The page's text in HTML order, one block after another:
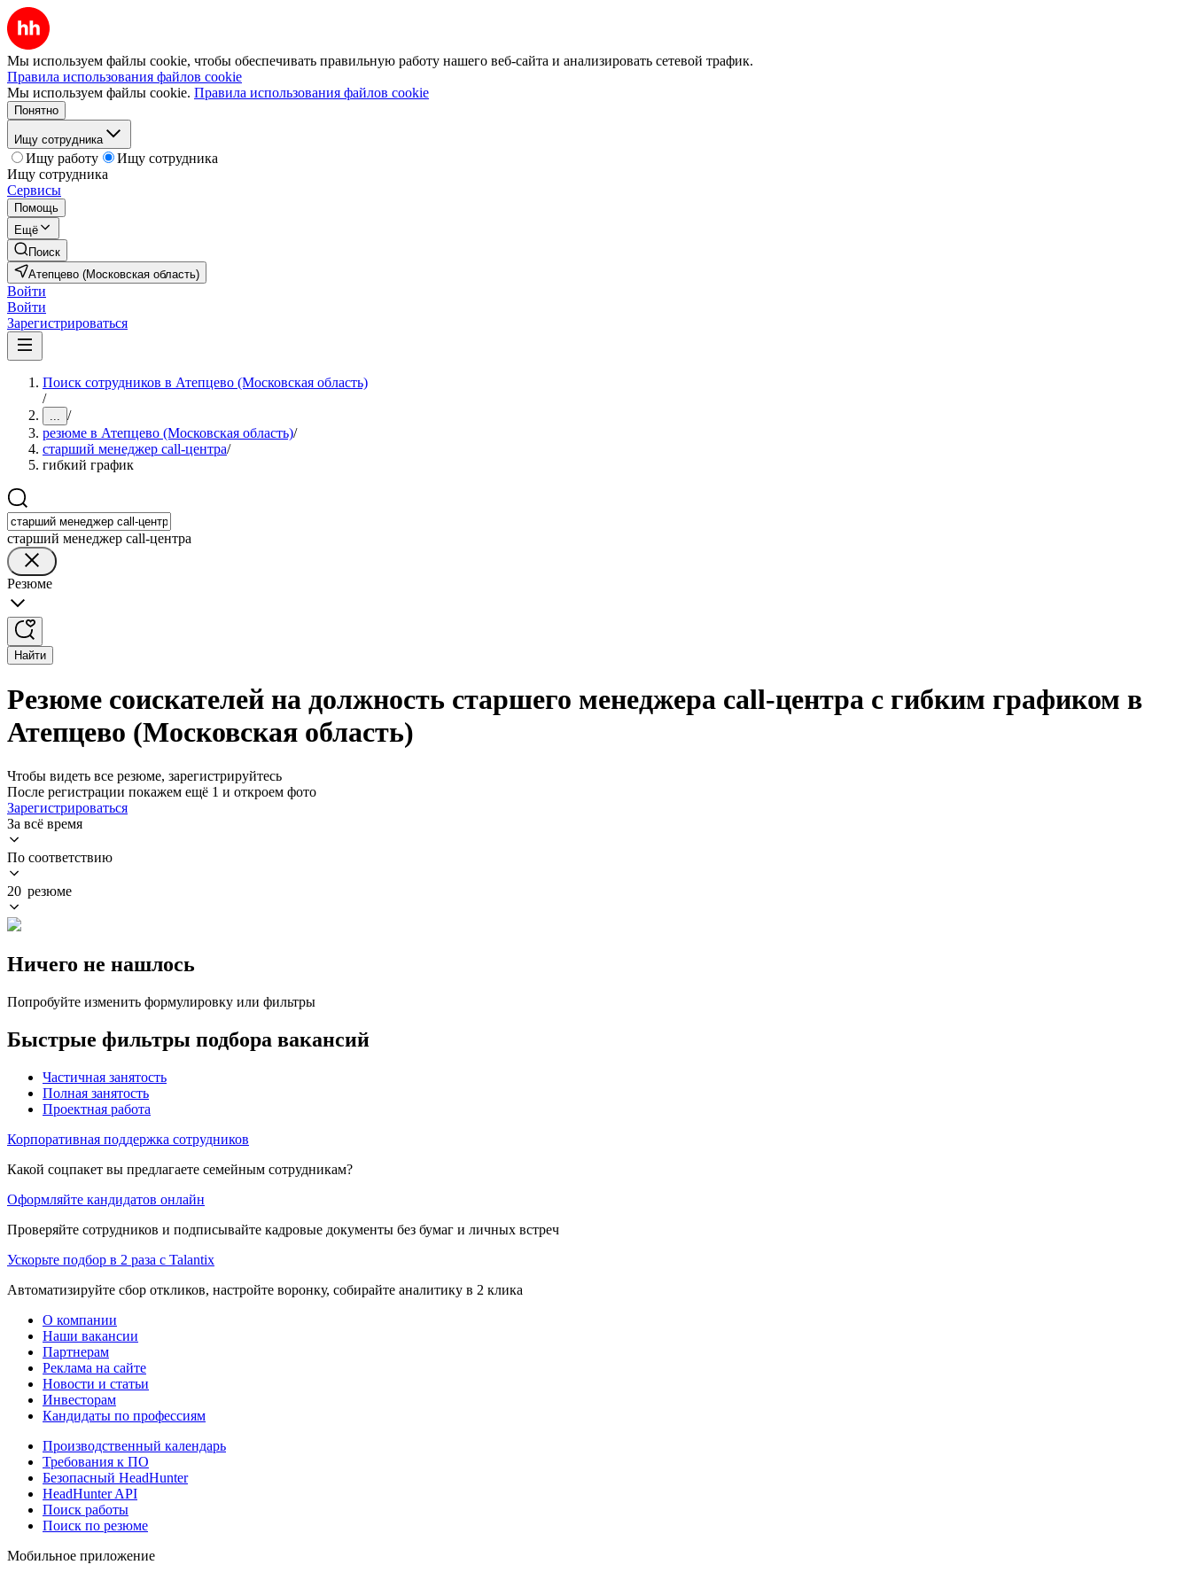
Мы используем файлы cookie, чтобы обеспечивать правильную работу нашего веб-сайта и анализировать сетевой трафик.
Правила использования файлов cookie
Мы используем файлы cookie. Правила использования файлов cookie
Понятно
Ищу сотрудника
Ищу работу
Ищу сотрудника
Ищу сотрудника
Сервисы
Помощь
Ещё
Поиск
Атепцево (Московская область)
Войти
Войти
Зарегистрироваться
Поиск сотрудников в Атепцево (Московская область)
/
... /
резюме в Атепцево (Московская область)/
старший менеджер call-центра/
гибкий график
старший менеджер call-центра
Резюме
Найти
Резюме соискателей на должность старшего менеджера call-центра с гибким графиком в
Атепцево (Московская область)
Чтобы видеть все резюме, зарегистрируйтесь
После регистрации покажем ещё 1 и откроем фото
Зарегистрироваться
За всё время
По соответствию
20 резюме
Ничего не нашлось
Попробуйте изменить формулировку или фильтры
Быстрые фильтры подбора вакансий
Частичная занятость
Полная занятость
Проектная работа
Корпоративная поддержка сотрудников
Какой соцпакет вы предлагаете семейным сотрудникам?
Оформляйте кандидатов онлайн
Проверяйте сотрудников и подписывайте кадровые документы без бумаг и личных встреч
Ускорьте подбор в 2 раза с Talantix
Автоматизируйте сбор откликов, настройте воронку, собирайте аналитику в 2 клика
О компании
Наши вакансии
Партнерам
Реклама на сайте
Новости и статьи
Инвесторам
Кандидаты по профессиям
Производственный календарь
Требования к ПО
Безопасный HeadHunter
HeadHunter API
Поиск работы
Поиск по резюме
Мобильное приложение